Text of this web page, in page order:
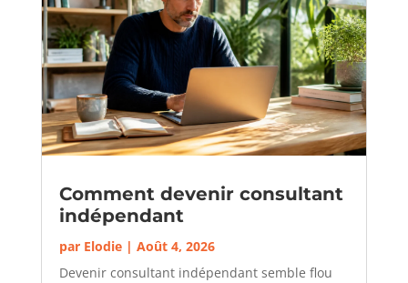
Comment devenir consultant
indépendant
par Elodie| Août 4, 2026
Devenir consultant indépendant semble flou